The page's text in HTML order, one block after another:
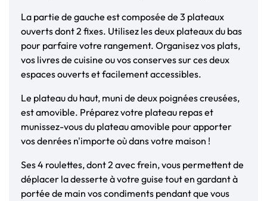
La partie de gauche est composée de 3 plateaux
ouverts dont 2 fixes. Utilisez les deux plateaux du bas
pour parfaire votre rangement. Organisez vos plats,
vos livres de cuisine ou vos conserves sur ces deux
espaces ouverts et facilement accessibles.
Le plateau du haut, muni de deux poignées creusées,
est amovible. Préparez votre plateau repas et
munissez-vous du plateau amovible pour apporter
vos denrées n'importe où dans votre maison !
Ses 4 roulettes, dont 2 avec frein, vous permettent de
déplacer la desserte à votre guise tout en gardant à
portée de main vos condiments pendant que vous